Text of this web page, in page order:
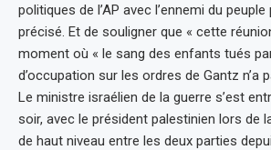
politiques de l’AP avec l’ennemi du
précisé. Et de souligner que « cette
moment où « le sang des enfants tués
d’occupation sur les ordres de Gantz n’a
Le ministre israélien de la guerre s’est
soir, avec le président palestinien lors de
de haut niveau entre les deux parties